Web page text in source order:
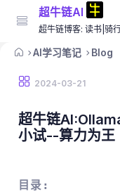
超牛链AI
超牛链博客: 读书|骑
AI学习笔记 Blog
2024-03-21
超牛链
小试--算力为王
目录: